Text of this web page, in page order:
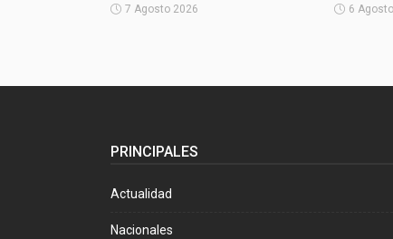
7 Agosto 2026 6
PRINCIPALES
Actualidad
Nacionales